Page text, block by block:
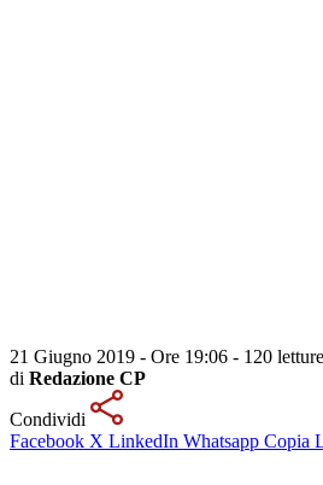
21 Giugno 2019 - Ore 19:06 - 120 letture
di Redazione CP
Condividi
Facebook X LinkedIn Whatsapp Copia